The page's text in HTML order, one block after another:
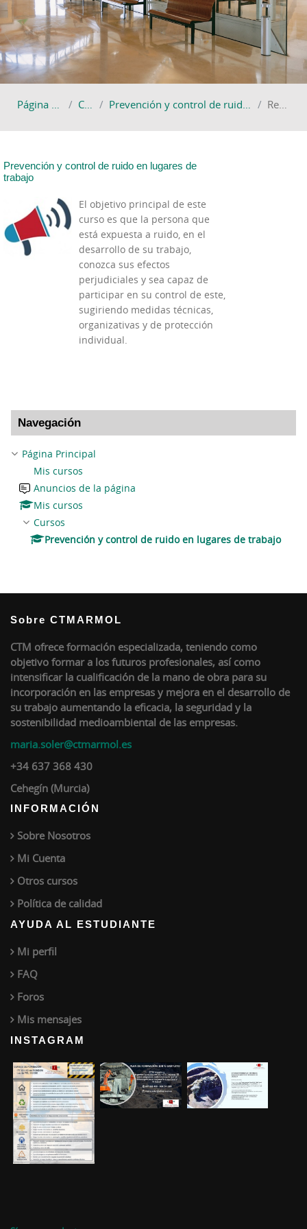
Página Principal Cursos Prevención y control de ruido en lugares de trabajo Resumen
Prevención y control de ruido en lugares de
trabajo
El objetivo principal de este
curso es que la persona que
está expuesta a ruido, en el
desarrollo de su trabajo,
conozca sus efectos
perjudiciales y sea capaz de
participar en su control de este,
sugiriendo medidas técnicas,
organizativas y de protección
individual.
Navegación
Página Principal
Mis cursos
Anuncios de la página
Mis cursos
Cursos
Prevención y control de ruido en lugares de trabajo
Sobre CTMARMOL
CTM ofrece formación especializada, teniendo como
objetivo formar a los futuros profesionales, así como
intensificar la cualificación de la mano de obra para su
incorporación en las empresas y mejora en el desarrollo de
su trabajo aumentando la eficacia, la seguridad y la
sostenibilidad medioambiental de las empresas.
maria.soler@ctmarmol.es
+34 637 368 430
Cehegín (Murcia)
INFORMACIÓN
Sobre Nosotros
Mi Cuenta
Otros cursos
Política de calidad
AYUDA AL ESTUDIANTE
Mi perfil
FAQ
Foros
Mis mensajes
INSTAGRAM